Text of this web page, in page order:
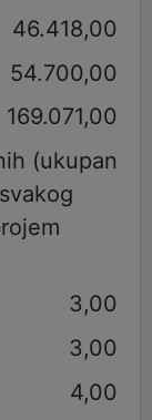
46.418,00
54.700,00
169.071,00
(ukupan
3,00
3,00
4,00